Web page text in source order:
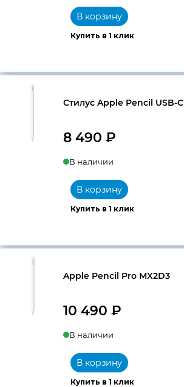
Купить в 1 клик
В корзину
Стилус Apple Pencil USB-C
8 490 ₽
В наличии
Купить в 1 клик
В корзину
Apple Pencil Pro MX2D3
10 490 ₽
В наличии
Купить в 1 клик
В корзину